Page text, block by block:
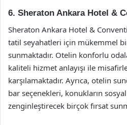
6. Sheraton Ankara Hotel &
Sheraton Ankara Hotel &
tatil seyahatleri için mükemmel
sunmaktadır. Otelin konforlu
kaliteli hizmet anlayışı ile
karşılamaktadır. Ayrıca, otelin
bar seçenekleri, konukların sosyal
zenginleştirecek birçok fırsat